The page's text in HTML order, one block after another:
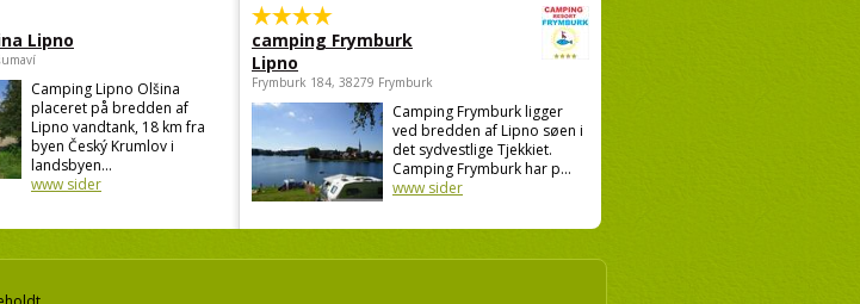
Lipno
Camping Lipno Olšina
placeret på bredden af
Lipno vandtank, 18 km fra
byen Český Krumlov i
landsbyen...
www sider
camping Frymburk
Lipno
Frymburk 184, 38279 Frymburk
Camping Frymburk ligger
ved bredden af Lipno søen i
det sydvestlige Tjekkiet.
Camping Frymburk har p...
www sider